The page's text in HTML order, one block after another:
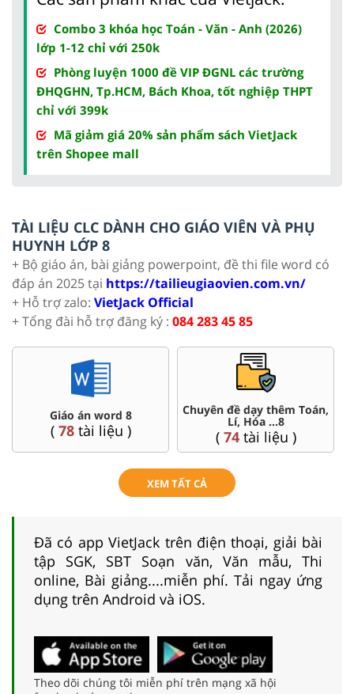
Combo 3 khóa học Toán - Văn - Anh (2026)
lớp 1-12 chỉ với 250k
Phòng luyện 1000 đề VIP ĐGNL các trường
ĐHQGHN, Tp.HCM, Bách Khoa, tốt nghiệp THPT
chỉ với 399k
Mã giảm giá 20% sản phẩm sách VietJack
trên Shopee mall
TÀI LIỆU CLC DÀNH CHO GIÁO VIÊN VÀ PHỤ
HUYNH LỚP 8
+ Bộ giáo án, bài giảng powerpoint, đề thi file word có
đáp án 2025 tại https://tailieugiaovien.com.vn/
+ Hỗ trợ zalo: VietJack Official
+ Tổng đài hỗ trợ đăng ký : 084 283 45 85
Giáo án word 8
( 78tài liệu )
Chuyên đề dạy thêm Toán,
Lí, Hóa ...8
( 74tài liệu )
XEM TẤT CẢ
Đã có app VietJack trên điện thoại, giải bài
tập SGK, SBT Soạn văn, Văn mẫu, Thi
online, Bài giảng....miễn phí. Tải ngay ứng
dụng trên Android và iOS.
Theo dõi chúng tôi miễn phí trên mạng xã hội